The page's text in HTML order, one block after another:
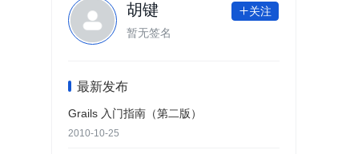
胡键 关注
暂无签名
最新发布
Grails 入门指南（第二版）
2010-10-25